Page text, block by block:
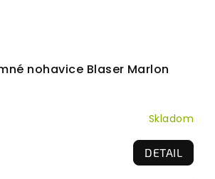
nohavice Blaser Marlon
Skladom
DETAIL